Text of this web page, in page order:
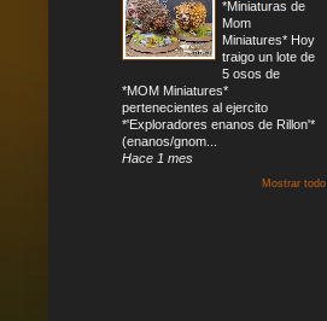
*Miniaturas de
Mom
Miniatures* Hoy
traigo un lote de
5 osos de
*MOM Miniatures*
pertenecientes al ejercito
*'Exploradores enanos de Rillon'*
(enanos/gnom...
Hace 1 mes
Mostrar todo